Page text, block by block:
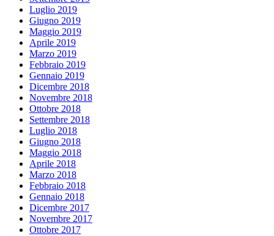
Luglio 2019
Giugno 2019
Maggio 2019
Aprile 2019
Marzo 2019
Febbraio 2019
Gennaio 2019
Dicembre 2018
Novembre 2018
Ottobre 2018
Settembre 2018
Luglio 2018
Giugno 2018
Maggio 2018
Aprile 2018
Marzo 2018
Febbraio 2018
Gennaio 2018
Dicembre 2017
Novembre 2017
Ottobre 2017